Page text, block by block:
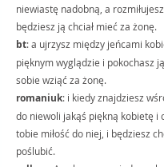
niewiastę nadobną, a
będziesz ją chciał mieć za żonę.
bt: a ujrzysz między jeńcami
pięknym wyglądzie i pokochasz
sobie wziąć za żonę.
romaniuk: i kiedy znajdziesz
do niewoli jakąś piękną kobietę i
tobie miłość do niej, i będziesz
poślubić.